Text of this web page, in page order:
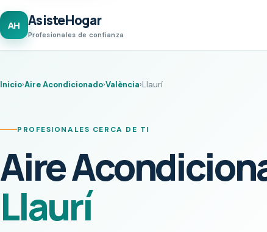
AH AsisteHogar
Profesionales de confianza
Inicio›Aire Acondicionado›València›Llaurí
PROFESIONALES CERCA DE TI
Aire
Llaurí